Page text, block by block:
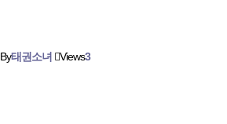
By태권소녀 Views3